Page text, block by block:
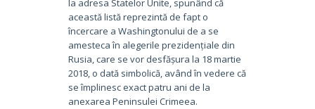
la adresa Statelor Unite, spunând că
această listă reprezintă de fapt o
încercare a Washingtonului de a se
amesteca în alegerile prezidențiale din
Rusia, care se vor desfășura la 18 martie
2018, o dată simbolică, având în vedere că
se împlinesc exact patru ani de la
anexarea Peninsulei Crimeea.